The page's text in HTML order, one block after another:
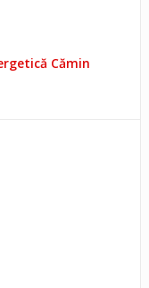
Cămin